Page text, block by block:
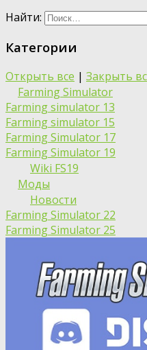
Найти:
Категории
Открыть все | Закрыть
Farming Simulator
Farming simulator 13
Farming simulator 15
Farming Simulator 17
Farming Simulator 19
Wiki FS19
Моды
Новости
Farming Simulator 22
Farming Simulator 25